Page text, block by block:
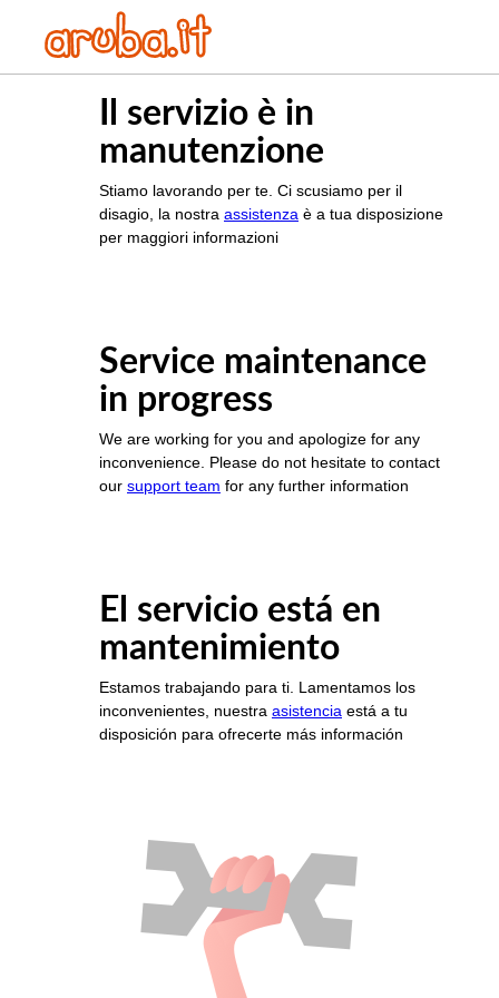
Il servizio è in
manutenzione
Stiamo lavorando per te. Ci scusiamo per il
disagio, la nostra assistenza è a tua disposizione
per maggiori informazioni
Service maintenance
in progress
We are working for you and apologize for any
inconvenience. Please do not hesitate to contact
our support team for any further information
El servicio está en
mantenimiento
Estamos trabajando para ti. Lamentamos los
inconvenientes, nuestra asistencia está a tu
disposición para ofrecerte más información